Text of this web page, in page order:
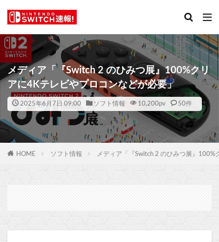
メディア「『Switch 2 のひみつ展』100%クリ
アに4Kテレビやプロコンなどが必要」
2025年6月7日 09:00 ソフト情報 10,200pv 50件
HOME ソフト情報 メディア「『Switch 2 のひみつ展』